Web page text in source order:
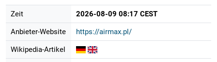
Zeit 2026-08-09 08:17 CEST
Anbieter-Website https://airmax.pl/
Wikipedia-Artikel